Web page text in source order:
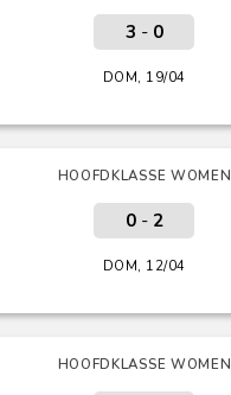
3 - 0
DOM, 19/04
HOOFDKLASSE WOMEN
0- 2
DOM, 12/04
HOOFDKLASSE WOMEN